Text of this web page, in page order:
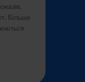
Більше